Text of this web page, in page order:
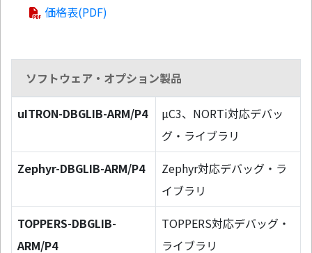
価格表(PDF)
ソフトウェア・オプション製品
uITRON-DBGLIB-ARM/P4
µC3、NORTi対応デバッ
グ・ライブラリ
Zephyr-DBGLIB-ARM/P4
Zephyr対応デバッグ・ラ
イブラリ
TOPPERS-DBGLIB-
ARM/P4
TOPPERS対応デバッグ・
ライブラリ